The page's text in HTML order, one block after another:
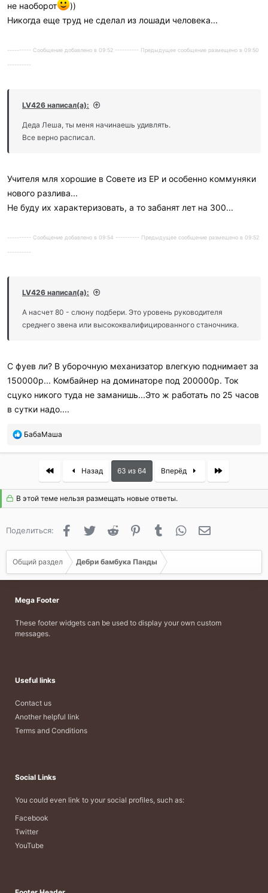
не наоборот
))
Никогда еще труд не сделал из лошади человека...
---------- Сообщение добавлено в 09:52 ---------- Предыдущее сообщение размещено в 09:50
----------
LV426 написал(а):
Деда Леша, ты меня начинаешь удивлять.
Все верно расписал.
Учителя мля хорошие в Совете из ЕР и особенно коммуняки
нового разлива...
Не буду их характеризовать, а то забанят лет на 300...
---------- Сообщение добавлено в 09:54 ---------- Предыдущее сообщение размещено в 09:52
----------
LV426 написал(а):
А насчет 80 - слюну подбери. Это уровень руководителя
среднего звена или высококвалифицированного станочника.
С фуев ли? В уборочную механизатор влегкую поднимает за
150000р... Комбайнер на доминаторе под 200000р. Ток
сцуко никого туда не заманишь...Это ж работать по 25 часов
в сутки надо....
П
б
г
о
д
р
л
и
:
БабаМаша
First Назад 63 из 64 Вперёд Last
В этой теме нельзя размещать новые ответы.
Поделиться: FacebookTwitter Reddit PinterestTumblr WhatsApp
Общий раздел Дебри бамбука Панды
Mega Footer
These footer widgets can be used to display your own custom
messages.
Useful links
Contact us
Another helpful link
Terms and Conditions
Social Links
You could even link to your social profiles, such as:
Facebook
Twitter
YouTube